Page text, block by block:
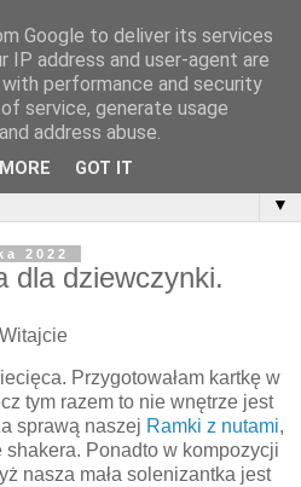
▼
2022
dla dziewczynki.
Witajcie
Przygotowałam kartkę w
tym razem to nie wnętrze jest
sprawą naszej Ramki z nutami,
shakera. Ponadto w kompozycji
nasza mała solenizantka jest
Google to deliver its services
IP address and user-agent are
performance and security
service, generate usage
address abuse.
GOT IT